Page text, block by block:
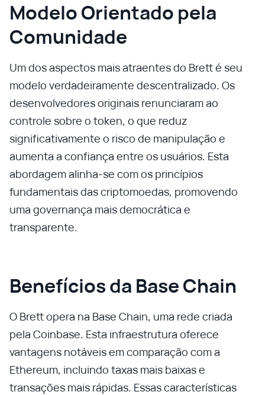
Modelo Orientado pela
Comunidade
Um dos aspectos mais atraentes do Brett é seu
modelo verdadeiramente descentralizado. Os
desenvolvedores originais renunciaram ao
controle sobre o token, o que reduz
significativamente o risco de manipulação e
aumenta a confiança entre os usuários. Esta
abordagem alinha-se com os princípios
fundamentais das criptomoedas, promovendo
uma governança mais democrática e
transparente.
Benefícios da Base Chain
O Brett opera na Base Chain, uma rede criada
pela Coinbase. Esta infraestrutura oferece
vantagens notáveis em comparação com a
Ethereum, incluindo taxas mais baixas e
transações mais rápidas. Essas características